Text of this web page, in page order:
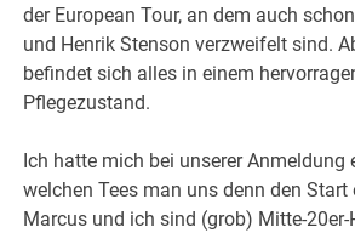
der European Tour, an dem auch
und Henrik Stenson verzweifelt sind.
befindet sich alles in einem
Pflegezustand.
Ich hatte mich bei unserer Anmeldung
welchen Tees man uns denn den
Marcus und ich sind (grob) Mitte-